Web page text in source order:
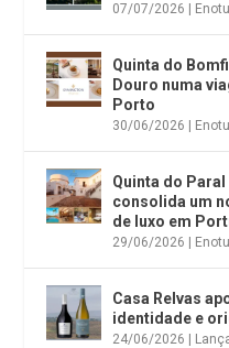
07/07/2026
Quinta do
Douro numa
Porto
30/06/2026
Quinta do
consolida um
de luxo em
29/06/2026
Casa Relvas
identidade e
24/06/2026